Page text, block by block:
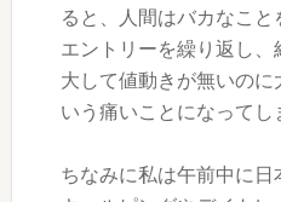
ると、人間はバカなこ
エントリーを繰り返し、
大して値動きが無いの
いう痛いことになってし
ちなみに私は午前中に